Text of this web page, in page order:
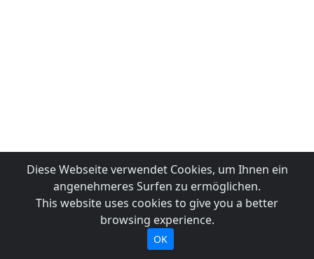
Diese Webseite verwendet Cookies, um Ihnen ein
angenehmeres Surfen zu ermöglichen.
This website uses cookies to give you a better
browsing experience.
OK